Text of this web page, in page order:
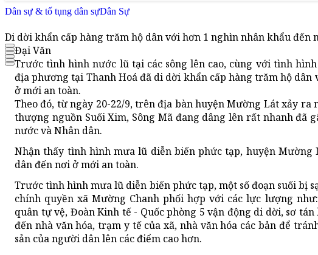
Dân sự & tố tụng dân sựDân Sự
Di dời khẩn cấp hàng trăm hộ dân với hơn 1 nghìn nhân khẩu đến
Đại Văn
Trước tình hình nước lũ tại các sông lên cao, cùng với tình
địa phương tại Thanh Hoá đã di dời khẩn cấp hàng trăm hộ
ở mới an toàn.
Theo đó, từ ngày 20-22/9, trên địa bàn huyện Mường Lát xảy ra
thượng nguồn Suối Xim, Sông Mã đang dâng lên rất nhanh đã
nước và Nhân dân.
Nhận thấy tình hình mưa lũ diễn biến phức tạp, huyện Mường
dân đến nơi ở mới an toàn.
Trước tình hình mưa lũ diễn biến phức tạp, một số đoạn suối bị
chính quyền xã Mường Chanh phối hợp với các lực lượng
quân tự vệ, Đoàn Kinh tế - Quốc phòng 5 vận động di dời, sơ
đến nhà văn hóa, trạm y tế của xã, nhà văn hóa các bản để
sản của người dân lên các điểm cao hơn.